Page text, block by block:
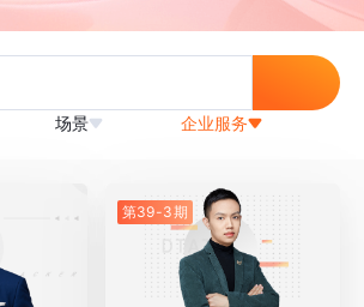
场景 企业服务
第39-3期